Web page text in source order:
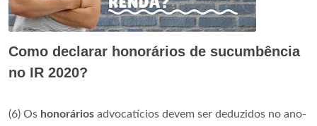
Como declarar honorários de sucumbência
no IR 2020?
(6) Os honorários advocatícios devem ser deduzidos no ano-